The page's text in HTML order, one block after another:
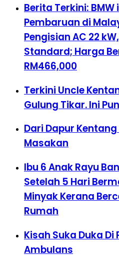
Berita Terkini:
Pembaruan di
Pengisian AC 22
Standard; Harga
RM466,000
Terkini Uncle
Gulung Tikar. Ini
Dari Dapur
Masakan
Ibu 6 Anak Rayu
Setelah 5 Hari
Minyak Kerana
Rumah
Kisah Suka Duka
Ambulans